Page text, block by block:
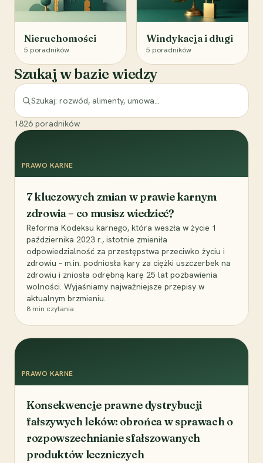
Nieruchomości
5 poradników
Windykacja i długi
5 poradników
Szukaj w bazie wiedzy
1826 poradników
PRAWO KARNE
7 kluczowych zmian w prawie karnym
zdrowia – co musisz wiedzieć?
Reforma Kodeksu karnego, która weszła w życie 1
października 2023 r., istotnie zmieniła
odpowiedzialność za przestępstwa przeciwko życiu i
zdrowiu – m.in. podniosła kary za ciężki uszczerbek na
zdrowiu i zniosła odrębną karę 25 lat pozbawienia
wolności. Wyjaśniamy najważniejsze przepisy w
aktualnym brzmieniu.
8 min czytania
PRAWO KARNE
Konsekwencje prawne dystrybucji
fałszywych leków: obrońca w sprawach o
rozpowszechnianie sfałszowanych
produktów leczniczych